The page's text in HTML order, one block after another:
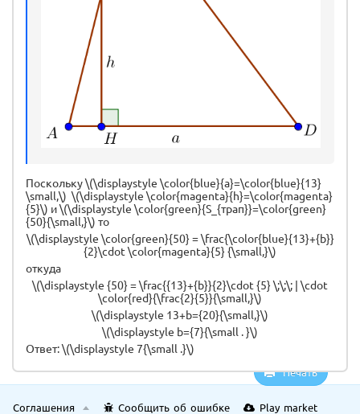
Печать
Поскольку \(\displaystyle \color{blue}{a}=\color{blue}{13}
\small,\) \(\displaystyle \color{magenta}{h}=\color{magenta}
{5}\) и \(\displaystyle \color{green}{S_{трап}}=\color{green}
{50}{\small,}\) то
\(\displaystyle \color{green}{50} = \frac{\color{blue}{13}+{b}}
{2}\cdot \color{magenta}{5} {\small,}\)
откуда
\(\displaystyle {50} = \frac{{13}+{b}}{2}\cdot {5} \;\;\; | \cdot
\color{red}{\frac{2}{5}}{\small,}\)
\(\displaystyle 13+b={20}{\small,}\)
\(\displaystyle b={7}{\small . }\)
Ответ: \(\displaystyle 7{\small .}\)
Соглашения Сообщить об ошибке Play market